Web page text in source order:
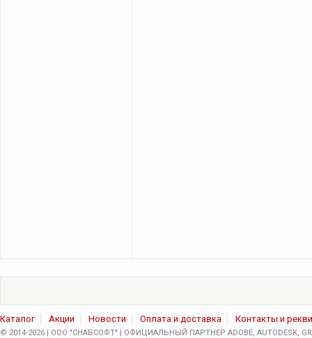
Каталог Акции Новости Оплата и доставка Контакты и
© 2014-2026 | ООО "СНАБСОФТ" | ОФИЦИАЛЬНЫЙ ПАРТНЕР ADOBE, AUTODESK,